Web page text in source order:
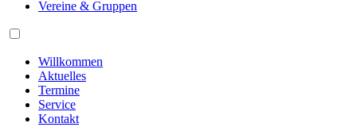
Vereine & Gruppen
Willkommen
Aktuelles
Termine
Service
Kontakt